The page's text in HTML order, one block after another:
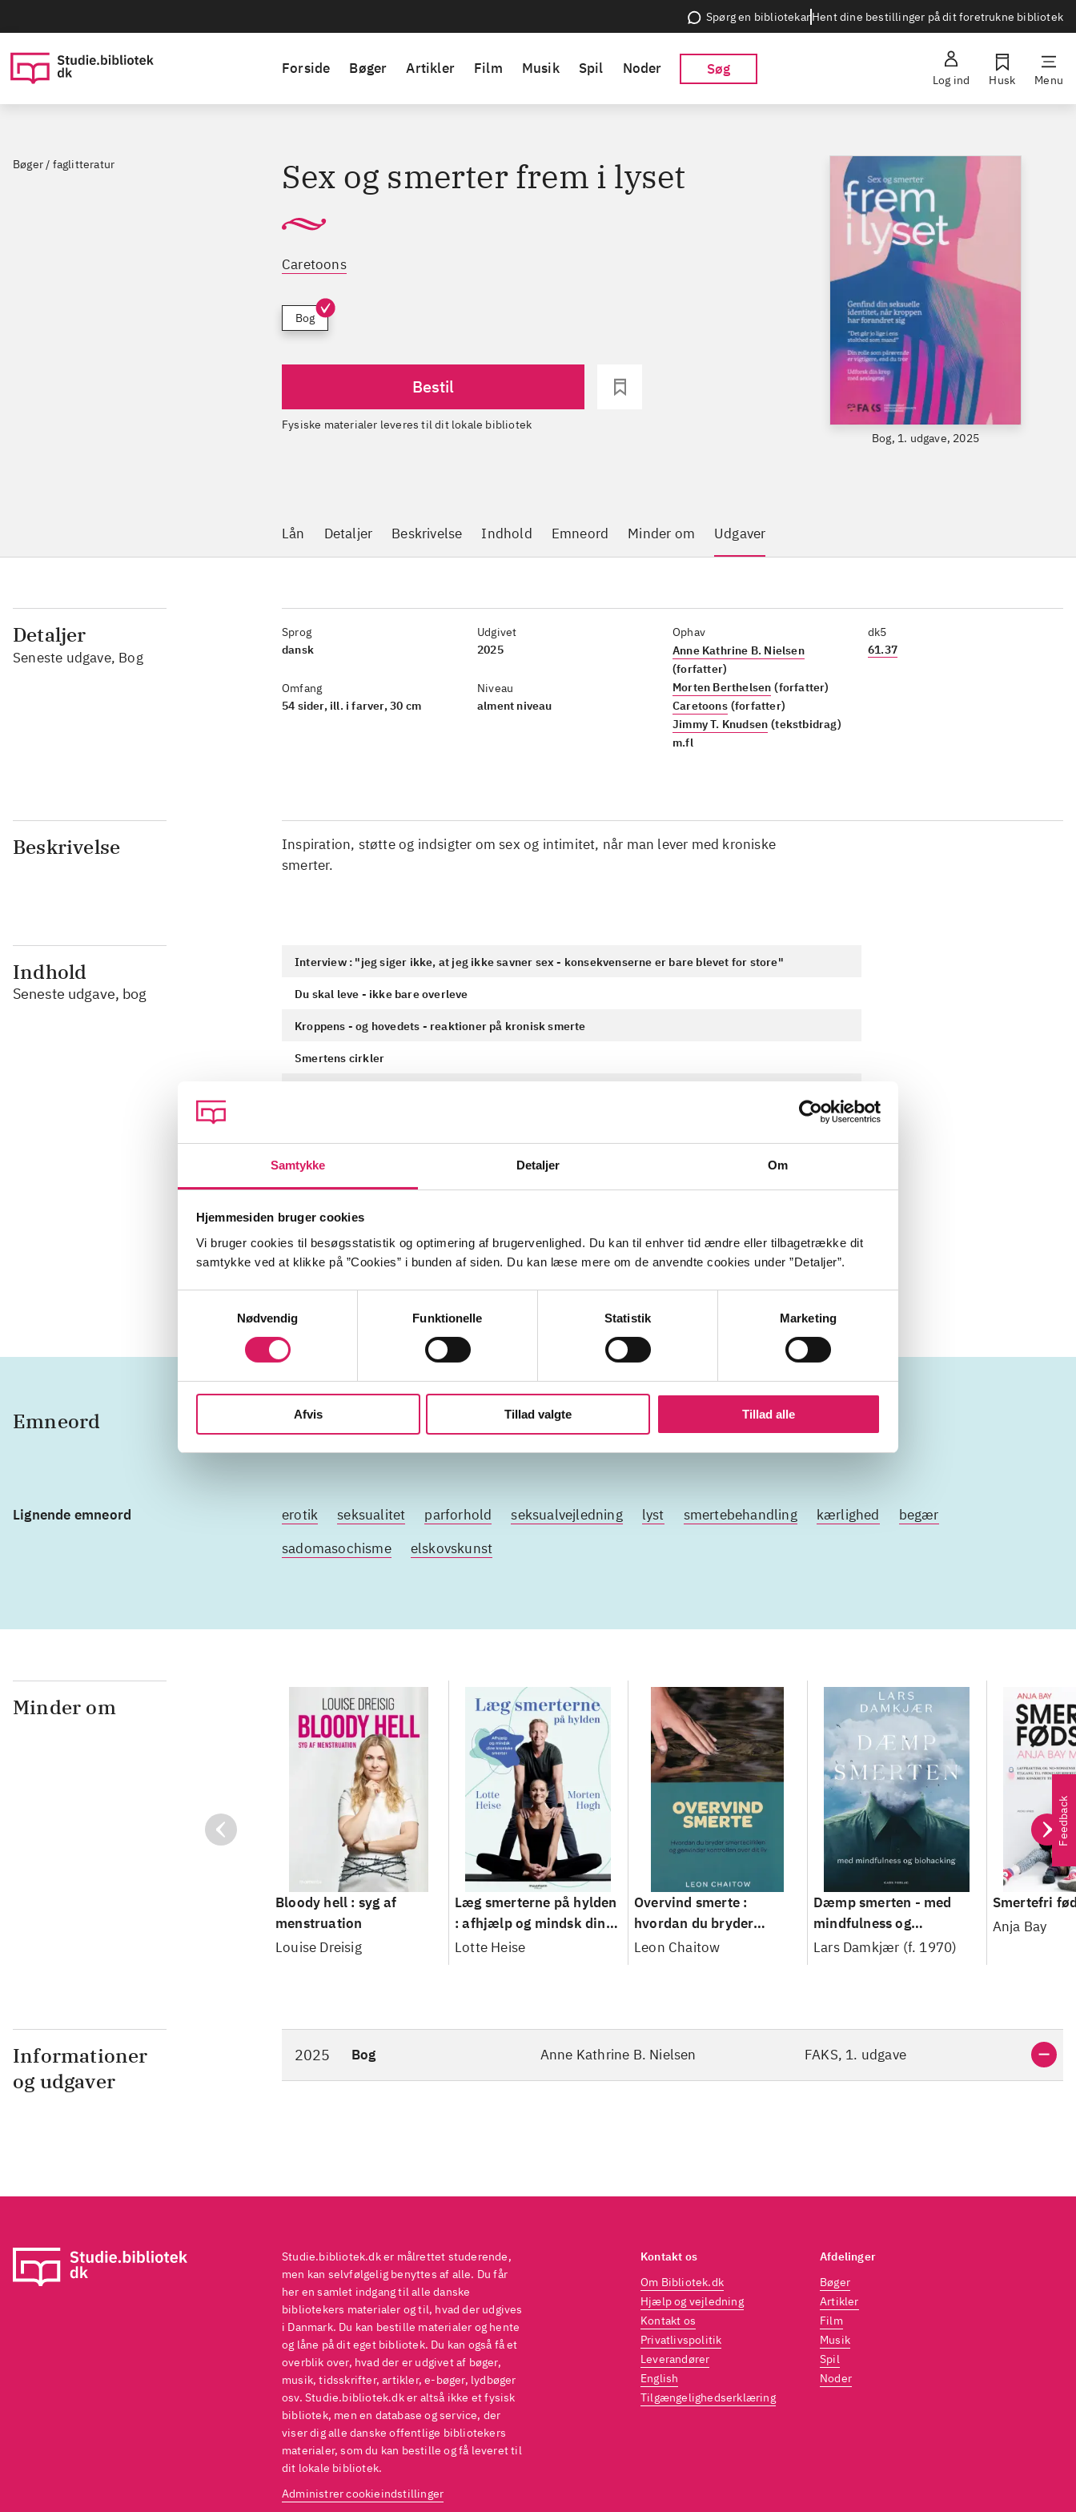
Samtykke Detaljer Om
Hjemmesiden bruger cookies
Vi bruger cookies til besøgsstatistik og optimering af brugervenlighed. Du kan til enhver tid ændre eller tilbagetrække dit
samtykke ved at klikke på ”Cookies” i bunden af siden. Du kan læse mere om de anvendte cookies under ”Detaljer”.
Nødvendig
Funktionelle Statistik Marketing
Afvis Tillad valgte Tillad alle
Spørg en bibliotekarHent dine bestillinger på dit foretrukne bibliotek
Forside Bøger Artikler Film Musik Spil Noder Søg
Log ind Husk Menu
Bøger / faglitteratur
Bog, 1. udgave, 2025
Sex og smerter frem i lyset
Caretoons
Bog
Bestil
Fysiske materialer leveres til dit lokale bibliotek
Lån Detaljer Beskrivelse Indhold Emneord Minder om Udgaver
Detaljer
Seneste udgave, Bog
Sprog
dansk
Omfang
54 sider, ill. i farver, 30 cm
Udgivet
2025
Niveau
alment niveau
Ophav
Anne Kathrine B. Nielsen
(forfatter)
Morten Berthelsen (forfatter)
Caretoons (forfatter)
Jimmy T. Knudsen (tekstbidrag)
m.fl
dk5
61.37
Beskrivelse
Inspiration, støtte og indsigter om sex og intimitet, når man lever med kroniske
smerter.
Indhold
Seneste udgave, bog
Interview : "jeg siger ikke, at jeg ikke savner sex - konsekvenserne er bare blevet for store"
Du skal leve - ikke bare overleve
Kroppens - og hovedets - reaktioner på kronisk smerte
Smertens cirkler
Skru op for intimiteten med tantra
Nye måder at være intime på
Interview : "det går jo lige i ens stolthed som mand"
Emneord sex smerter kroniske smerter
Lignende emneord erotik seksualitet parforhold seksualvejledning lyst smertebehandling kærlighed
begær
sadomasochisme
elskovskunst
Minder om
Bloody hell : syg af
menstruation
Louise Dreisig
Læg smerterne på hylden
: afhjælp og mindsk dine
kroniske smerter
Lotte Heise
Overvind smerte :
hvordan du bryder
smertecirklen og
Leon Chaitow
Dæmp smerten - med
mindfulness og
biohacking
Lars Damkjær (f. 1970)
Smertefri
Anja Bay
Informationer
og udgaver
2025 Bog Anne Kathrine B. Nielsen FAKS, 1. udgave
Feedback
Studie.bibliotek.dk er målrettet studerende,
men kan selvfølgelig benyttes af alle. Du får
her en samlet indgang til alle danske
bibliotekers materialer og til, hvad der udgives
i Danmark. Du kan bestille materialer og hente
og låne på dit eget bibliotek. Du kan også få et
overblik over, hvad der er udgivet af bøger,
musik, tidsskrifter, artikler, e-bøger, lydbøger
osv. Studie.bibliotek.dk er altså ikke et fysisk
bibliotek, men en database og service, der
viser dig alle danske offentlige bibliotekers
materialer, som du kan bestille og få leveret til
dit lokale bibliotek.
Administrer cookieindstillinger
Kontakt os
Om Bibliotek.dk
Hjælp og vejledning
Kontakt os
Privatlivspolitik
Leverandører
English
Tilgængelighedserklæring
Afdelinger
Bøger
Artikler
Film
Musik
Spil
Noder